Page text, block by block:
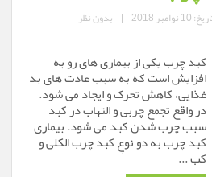
10 نوامبر 2018 | بدون نظر
کبد چرب یکی از بیماری های رو به
افزایش است که به سبب عادت های بد
غذایی، کاهش تحرک و ایجاد می شود.
در واقع تجمع چربی و التهاب در کبد
سبب چرب شدن کبد می شود. بیماری
کبد چرب به دو نوعِ کبد چرب الکلی و
کب ...